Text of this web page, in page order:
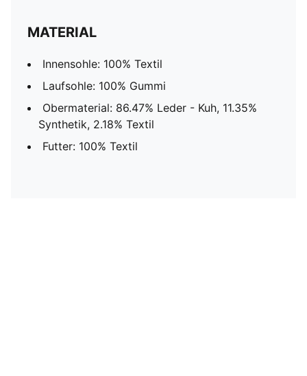
MATERIAL
Innensohle: 100% Textil
Laufsohle: 100% Gummi
Obermaterial: 86.47% Leder - Kuh, 11.35%
Synthetik, 2.18% Textil
Futter: 100% Textil